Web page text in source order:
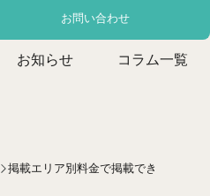
お問い合わせ
お知らせ コラム一覧
掲載エリア別料金で掲載でき